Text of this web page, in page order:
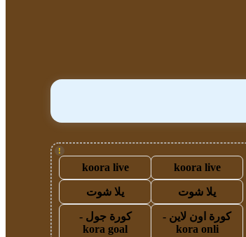
!
koora live
koora live
يلا شوت يلا شوت
كورة اون لاين -
kora onli
كورة جول -
kora goal